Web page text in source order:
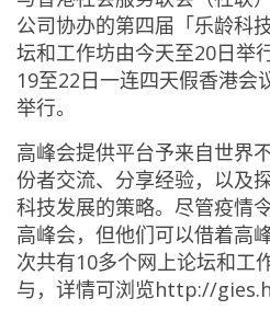
公司协办的第四届「乐龄科
坛和工作坊由今天至20日举
19至22日一连四天假香港会
举行。
高峰会提供平台予来自世界
份者交流、分享经验，以及
科技发展的策略。尽管疫情
高峰会，但他们可以借着高
次共有10多个网上论坛和工
与，详情可浏览http://